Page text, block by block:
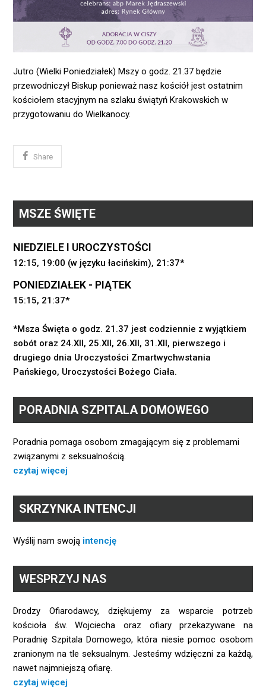
Jutro (Wielki Poniedziałek) Mszy o godz. 21.37 będzie
przewodniczył Biskup ponieważ nasz kościół jest ostatnim
kościołem stacyjnym na szlaku świątyń Krakowskich w
przygotowaniu do Wielkanocy.
Share
MSZE ŚWIĘTE
NIEDZIELE I UROCZYSTOŚCI
12:15, 19:00 (w języku łacińskim), 21:37*
PONIEDZIAŁEK - PIĄTEK
15:15, 21:37*
*Msza Święta o godz. 21.37 jest codziennie z wyjątkiem
sobót oraz 24.XII, 25.XII, 26.XII, 31.XII, pierwszego i
drugiego dnia Uroczystości Zmartwychwstania
Pańskiego, Uroczystości Bożego Ciała.
PORADNIA SZPITALA DOMOWEGO
Poradnia pomaga osobom zmagającym się z problemami
związanymi z seksualnością.
czytaj więcej
SKRZYNKA INTENCJI
Wyślij nam swoją intencję
WESPRZYJ NAS
Drodzy Ofiarodawcy, dziękujemy za wsparcie potrzeb
kościoła św. Wojciecha oraz ofiary przekazywane na
Poradnię Szpitala Domowego, która niesie pomoc osobom
zranionym na tle seksualnym. Jesteśmy wdzięczni za każdą,
nawet najmniejszą ofiarę.
czytaj więcej